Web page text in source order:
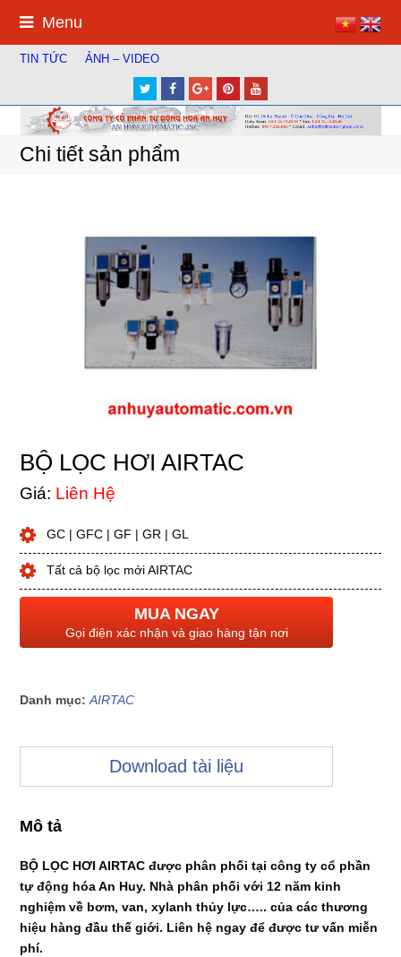
Menu
TIN TỨC ẢNH – VIDEO
TwitterFacebook
Google
Plus
Pinterest
Chi tiết sản phẩm
BỘ LỌC HƠI AIRTAC
Giá: Liên Hệ
GC | GFC | GF | GR | GL
Tất cả bộ lọc mới AIRTAC
MUA NGAY
Gọi điện xác nhận và giao hàng tận nơi
Danh mục:AIRTAC
Download tài liệu
Mô tả
BỘ LỌC HƠI AIRTAC được phân phối tại công ty cổ phần
tự động hóa An Huy. Nhà phân phối với 12 năm kinh
nghiệm về bơm, van, xylanh thủy lực….. của các thương
hiệu hàng đầu thế giới. Liên hệ ngay để được tư vấn miễn
phí.